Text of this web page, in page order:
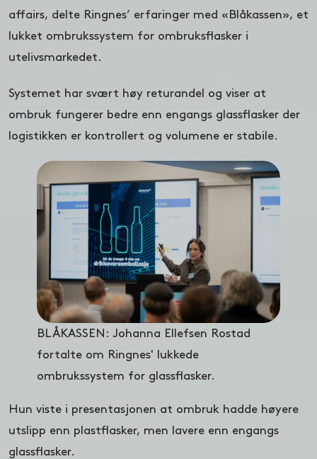
affairs, delte Ringnes’ erfaringer med «Blåkassen», et
lukket ombrukssystem for ombruksflasker i
utelivsmarkedet.
Systemet har svært høy returandel og viser at
ombruk fungerer bedre enn engangs glassflasker der
logistikken er kontrollert og volumene er stabile.
BLÅKASSEN: Johanna Ellefsen Rostad
fortalte om Ringnes' lukkede
ombrukssystem for glassflasker.
Hun viste i presentasjonen at ombruk hadde høyere
utslipp enn plastflasker, men lavere enn engangs
glassflasker.